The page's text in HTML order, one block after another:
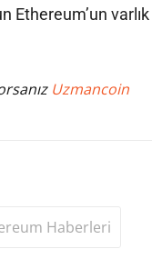
Ethereum’un varlık
Uzmancoin
Haberleri